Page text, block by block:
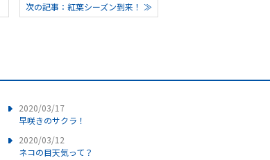
次の記事：紅葉シーズン到来！ ≫
2020/03/17
早咲きのサクラ！
2020/03/12
ネコの目天気って？